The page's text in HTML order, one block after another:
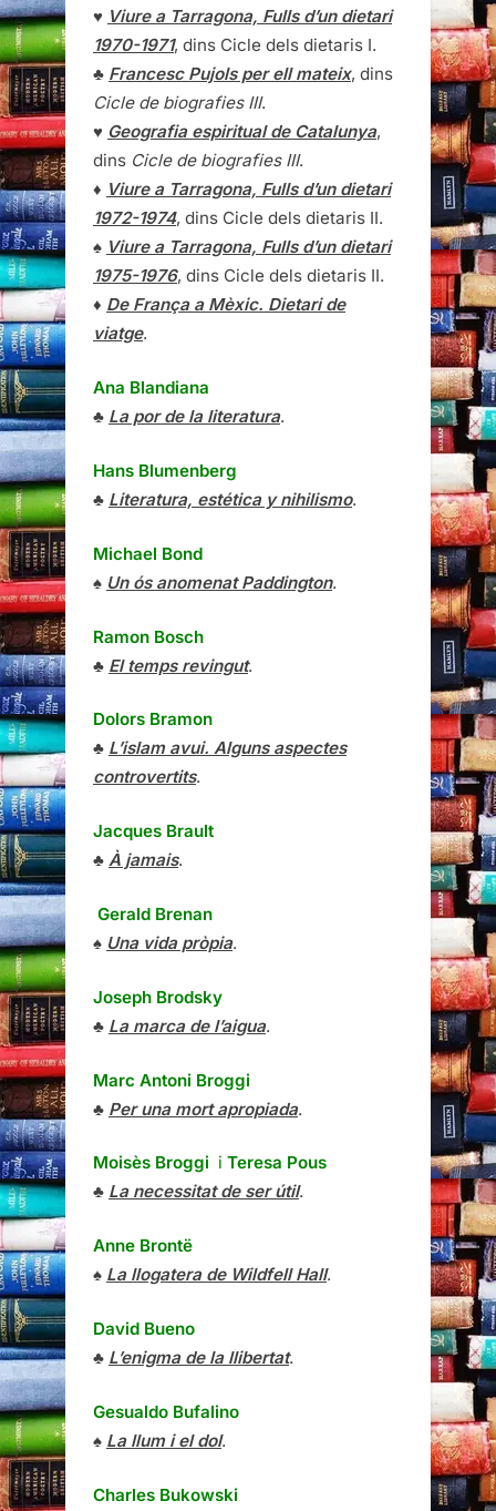
♥ Viure a Tarragona, Fulls d’un dietari
1970-1971, dins Cicle dels dietaris I.
♣ Francesc Pujols per ell mateix, dins
Cicle de biografies III.
♥ Geografia espiritual de Catalunya,
dins Cicle de biografies III.
♦ Viure a Tarragona, Fulls d’un dietari
1972-1974, dins Cicle dels dietaris II.
♠ Viure a Tarragona, Fulls d’un dietari
1975-1976, dins Cicle dels dietaris II.
♦ De França a Mèxic. Dietari de
viatge.
Ana Blandiana
♣ La por de la literatura.
Hans Blumenberg
♣ Literatura, estética y nihilismo.
Michael Bond
♠ Un ós anomenat Paddington.
Ramon Bosch
♣ El temps revingut.
Dolors Bramon
♣ L’islam avui. Alguns aspectes
controvertits.
Jacques Brault
♣ À jamais.
Gerald Brenan
♠ Una vida pròpia.
Joseph Brodsky
♣ La marca de l’aigua.
Marc Antoni Broggi
♣ Per una mort apropiada.
Moisès Broggi i Teresa Pous
♣ La necessitat de ser útil.
Anne Brontë
♠ La llogatera de Wildfell Hall.
David Bueno
♣ L’enigma de la llibertat.
Gesualdo Bufalino
♠ La llum i el dol.
Charles Bukowski